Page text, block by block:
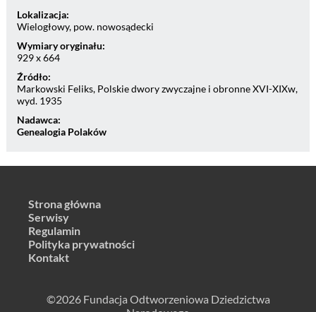
Lokalizacja:
Wielogłowy, pow. nowosądecki
Wymiary oryginału:
929 x 664
Źródło:
Markowski Feliks, Polskie dwory zwyczajne i obronne XVI-XIXw,
wyd. 1935
Nadawca:
Genealogia Polaków
Strona główna
Serwisy
Regulamin
Polityka prywatności
Kontakt
©2026 Fundacja Odtworzeniowa Dziedzictwa